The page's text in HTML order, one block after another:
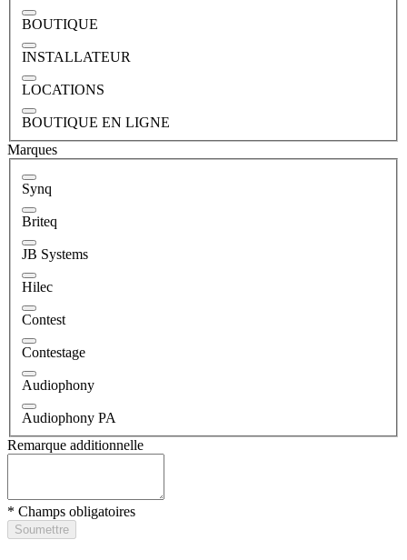
BOUTIQUE
INSTALLATEUR
LOCATIONS
BOUTIQUE EN LIGNE
Marques
Synq
Briteq
JB Systems
Hilec
Contest
Contestage
Audiophony
Audiophony PA
Remarque additionnelle
* Champs obligatoires
Soumettre